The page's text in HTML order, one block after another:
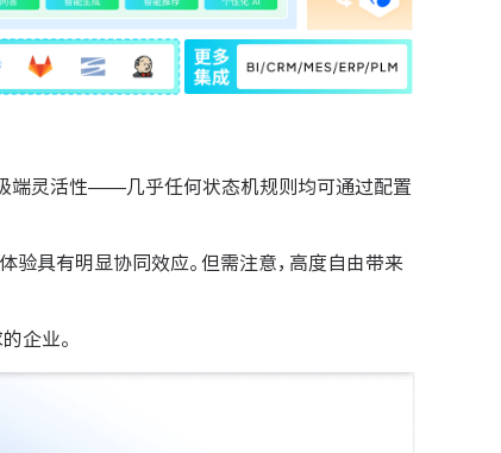
端灵活性——几乎任何状态机规则均可通过配置
具有明显协同效应。但需注意，高度自由带来
企业。